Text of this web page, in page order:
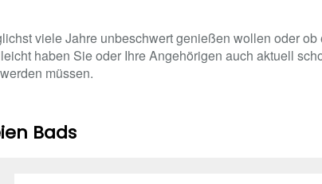
viele Jahre unbeschwert genießen wollen oder ob
haben Sie oder Ihre Angehörigen auch aktuell
müssen.
Bads